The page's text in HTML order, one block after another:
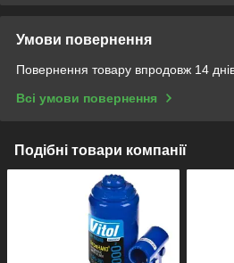
Умови повернення
Повернення товару впродовж 14
Всі умови повернення
Подібні товари компанії